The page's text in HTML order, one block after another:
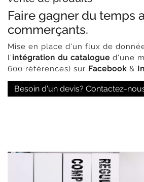
Faire gagner du temps
commerçants.
Mise en place d'un flux de
l'intégration du catalogue d'une
600 références) sur Facebook &
Besoin d'un devis? Contactez-